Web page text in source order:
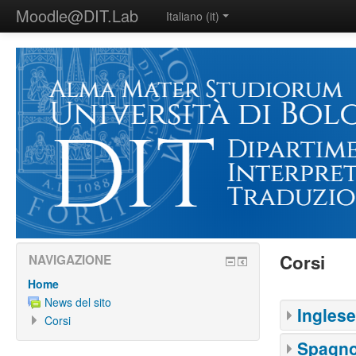
Moodle@DIT.Lab Italiano ‎(it)‎
Corsi
Inglese
NAVIGAZIONE
Home
News del sito
Corsi